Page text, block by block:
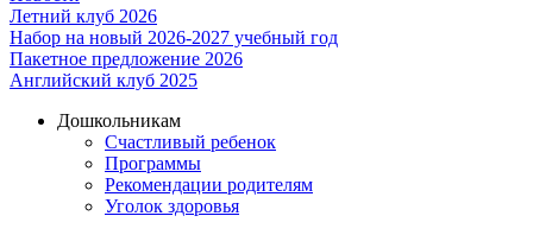
Летний клуб 2026
Набор на новый 2026-2027 учебный год
Пакетное предложение 2026
Английский клуб 2025
Дошкольникам
Счастливый ребенок
Программы
Рекомендации родителям
Уголок здоровья